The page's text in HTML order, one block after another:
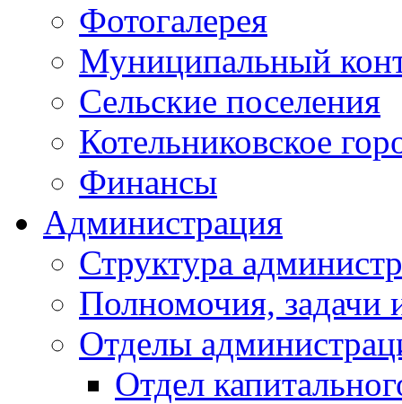
Фотогалерея
Муниципальный
Сельские поселения
Котельниковское
Финансы
Администрация
Структура
Полномочия, задачи
Отделы
Отдел